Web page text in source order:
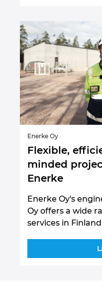
Enerke Oy
Flexible,
minded
Enerke
Enerke Oy's
Oy offers a wide
services in